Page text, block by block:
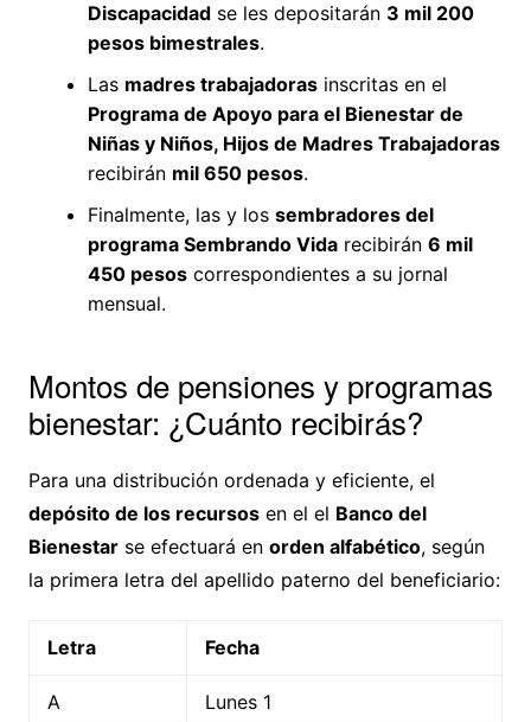
Discapacidadse les depositarán 3 mil 200
pesos bimestrales.
Las madres trabajadorasinscritas en el
Programa de Apoyo para el Bienestar de
Niñas y Niños, Hijos de Madres Trabajadoras
recibirán mil 650 pesos.
Finalmente, las y los sembradores del
programa Sembrando Vidarecibirán 6 mil
450 pesoscorrespondientes a su jornal
mensual.
Montos de pensiones y programas
bienestar: ¿Cuánto recibirás?
Para una distribución ordenada y eficiente, el
depósito de los recursosen el el Banco del
Bienestarse efectuará en orden alfabético, según
la primera letra del apellido paterno del beneficiario:
Letra Fecha
A Lunes 1